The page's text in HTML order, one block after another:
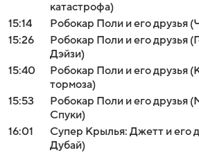
катастрофа)
15:14
Робокар Поли и его друзья
15:26
Робокар Поли и его друзья
Дэйзи)
15:40
Робокар Поли и его друзья
тормоза)
15:53
Робокар Поли и его друзья
Спуки)
16:01
Супер Крылья: Джетт и его
Дубай)